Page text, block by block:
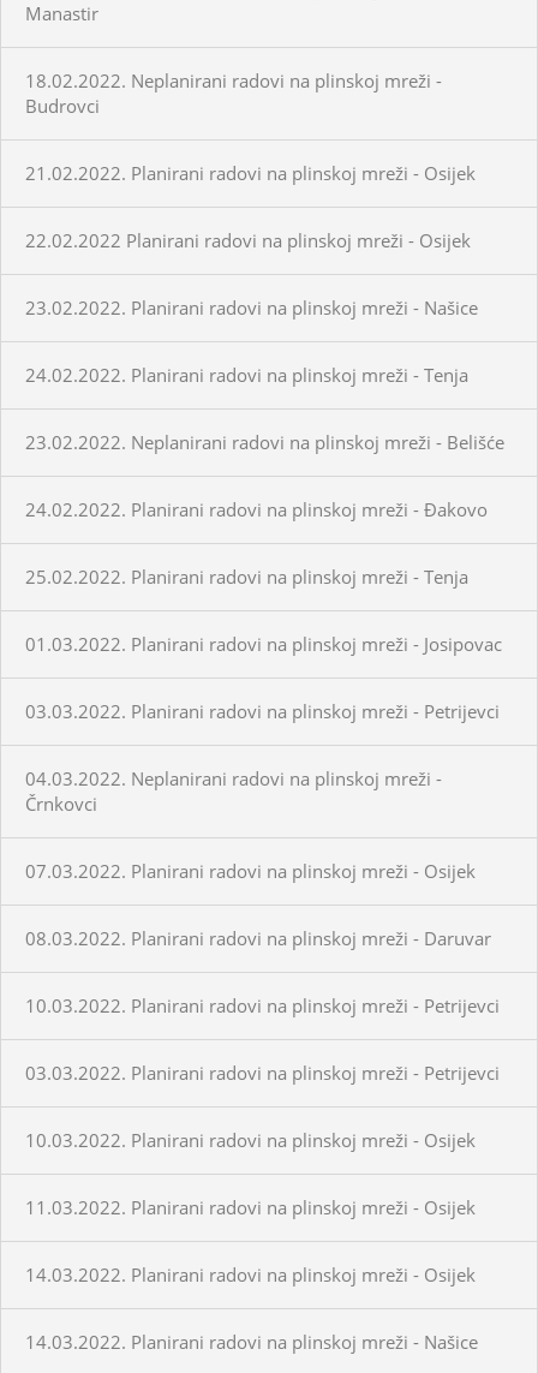
Manastir
18.02.2022. Neplanirani radovi na plinskoj mreži -
Budrovci
21.02.2022. Planirani radovi na plinskoj mreži - Osijek
22.02.2022 Planirani radovi na plinskoj mreži - Osijek
23.02.2022. Planirani radovi na plinskoj mreži - Našice
24.02.2022. Planirani radovi na plinskoj mreži - Tenja
23.02.2022. Neplanirani radovi na plinskoj mreži - Belišće
24.02.2022. Planirani radovi na plinskoj mreži - Đakovo
25.02.2022. Planirani radovi na plinskoj mreži - Tenja
01.03.2022. Planirani radovi na plinskoj mreži - Josipovac
03.03.2022. Planirani radovi na plinskoj mreži - Petrijevci
04.03.2022. Neplanirani radovi na plinskoj mreži -
Črnkovci
07.03.2022. Planirani radovi na plinskoj mreži - Osijek
08.03.2022. Planirani radovi na plinskoj mreži - Daruvar
10.03.2022. Planirani radovi na plinskoj mreži - Petrijevci
03.03.2022. Planirani radovi na plinskoj mreži - Petrijevci
10.03.2022. Planirani radovi na plinskoj mreži - Osijek
11.03.2022. Planirani radovi na plinskoj mreži - Osijek
14.03.2022. Planirani radovi na plinskoj mreži - Osijek
14.03.2022. Planirani radovi na plinskoj mreži - Našice